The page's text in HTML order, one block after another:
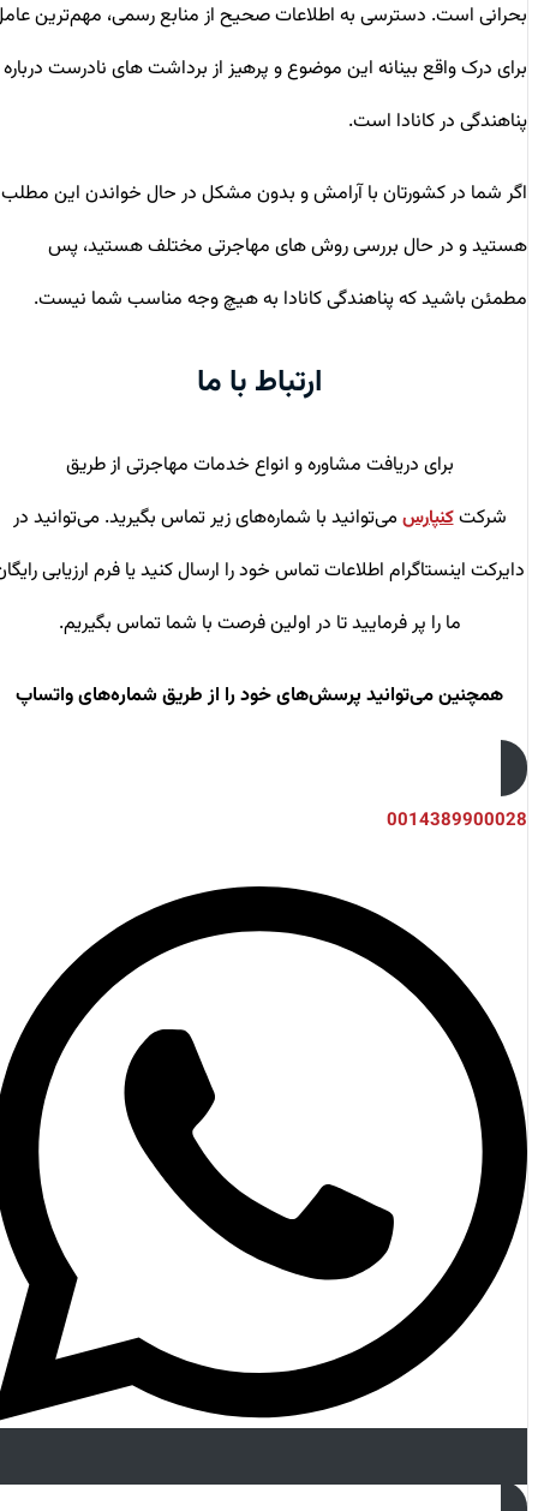
بحرانی است. دسترسی به اطلاعات صحیح از منابع رسمی، مهم‌ترین عامل
برای درک واقع‌ بینانه این موضوع و پرهیز از برداشت ‌های نادرست درباره
پناهندگی در کانادا است.
اگر شما در کشورتان با آرامش و بدون مشکل در حال خواندن این مطلب
هستید و در حال بررسی روش های مهاجرتی مختلف هستید، پس
مطمئن باشید که پناهندگی کانادا به هیچ وجه مناسب شما نیست.
ارتباط با ما
برای دریافت مشاوره و انواع خدمات مهاجرتی از طریق
شرکتکنپارسمی‌توانید با شماره‌های زیر تماس بگیرید. می‌توانید در
دایرکت اینستاگرام اطلاعات تماس خود را ارسال کنید یا فرم ارزیابی رایگان
ما را پر فرمایید تا در اولین فرصت با شما تماس بگیریم.
همچنین می‌توانید پرسش‌های خود را از طریق شماره‌های واتساپ
0014389900028